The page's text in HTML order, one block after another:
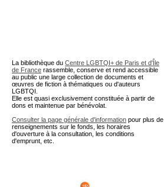
La bibliothèque du Centre LGBTQI+ de Paris et d'Île
de France rassemble, conserve et rend accessible
au public une large collection de documents et
œuvres de fiction à thématiques ou d'auteurs
LGBTQI.
Elle est quasi exclusivement constituée à partir de
dons et maintenue par bénévolat.
Consulter la page générale d'information pour plus de
renseignements sur le fonds, les horaires
d'ouverture à la consultation, les conditions
d'emprunt, etc.